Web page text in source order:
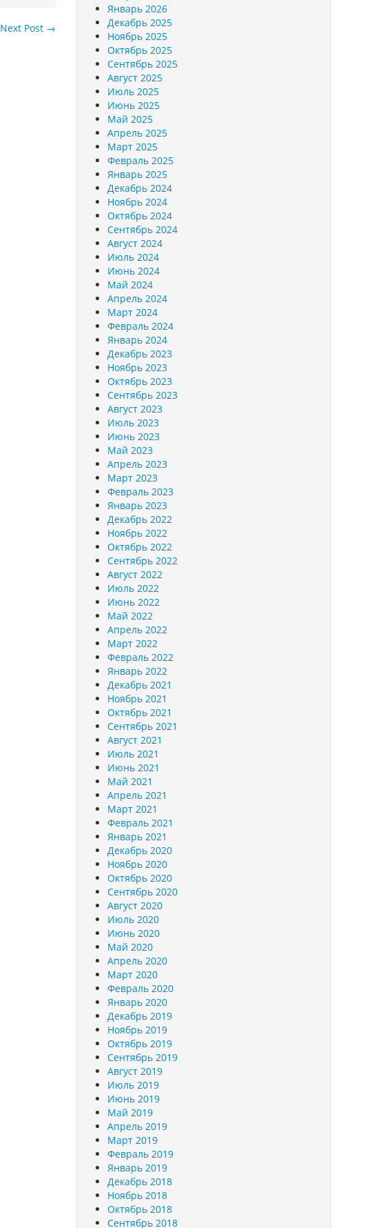
Next Post →
Январь 2026
Декабрь 2025
Ноябрь 2025
Октябрь 2025
Сентябрь 2025
Август 2025
Июль 2025
Июнь 2025
Май 2025
Апрель 2025
Март 2025
Февраль 2025
Январь 2025
Декабрь 2024
Ноябрь 2024
Октябрь 2024
Сентябрь 2024
Август 2024
Июль 2024
Июнь 2024
Май 2024
Апрель 2024
Март 2024
Февраль 2024
Январь 2024
Декабрь 2023
Ноябрь 2023
Октябрь 2023
Сентябрь 2023
Август 2023
Июль 2023
Июнь 2023
Май 2023
Апрель 2023
Март 2023
Февраль 2023
Январь 2023
Декабрь 2022
Ноябрь 2022
Октябрь 2022
Сентябрь 2022
Август 2022
Июль 2022
Июнь 2022
Май 2022
Апрель 2022
Март 2022
Февраль 2022
Январь 2022
Декабрь 2021
Ноябрь 2021
Октябрь 2021
Сентябрь 2021
Август 2021
Июль 2021
Июнь 2021
Май 2021
Апрель 2021
Март 2021
Февраль 2021
Январь 2021
Декабрь 2020
Ноябрь 2020
Октябрь 2020
Сентябрь 2020
Август 2020
Июль 2020
Июнь 2020
Май 2020
Апрель 2020
Март 2020
Февраль 2020
Январь 2020
Декабрь 2019
Ноябрь 2019
Октябрь 2019
Сентябрь 2019
Август 2019
Июль 2019
Июнь 2019
Май 2019
Апрель 2019
Март 2019
Февраль 2019
Январь 2019
Декабрь 2018
Ноябрь 2018
Октябрь 2018
Сентябрь 2018